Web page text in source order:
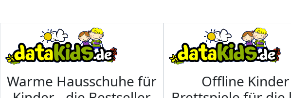
Warme Hausschuhe für
Offline Kinder